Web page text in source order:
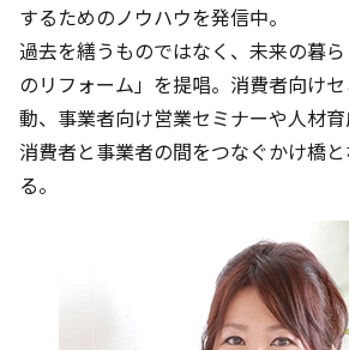
するためのノウハウを発信中。
過去を繕うものではなく、未来の暮
のリフォーム」を提唱。消費者向け
動、事業者向け営業セミナーや人材育
消費者と事業者の間をつなぐかけ橋
る。